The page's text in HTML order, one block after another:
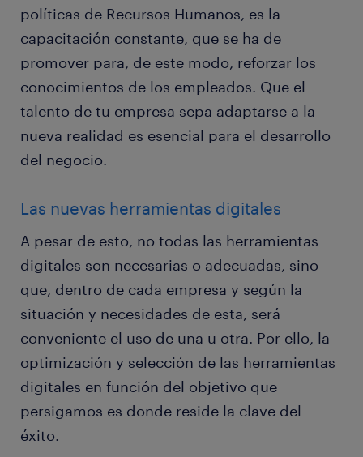
políticas de Recursos Humanos, es la
capacitación constante, que se ha de
promover para, de este modo, reforzar los
conocimientos de los empleados. Que el
talento de tu empresa sepa adaptarse a la
nueva realidad es esencial para el desarrollo
del negocio.
Las nuevas herramientas digitales
A pesar de esto, no todas las herramientas
digitales son necesarias o adecuadas, sino
que, dentro de cada empresa y según la
situación y necesidades de esta, será
conveniente el uso de una u otra. Por ello, la
optimización y selección de las herramientas
digitales en función del objetivo que
persigamos es donde reside la clave del
éxito.